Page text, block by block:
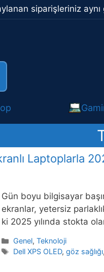
siparişleriniz aynı
Laptoplarla
Gün boyu bilgisayar
ekranlar, yetersiz
ki 2025 yılında stokta
Kategoriler
Genel,Teknoloji
Etiketler
Dell XPS OLED,göz sağlığı